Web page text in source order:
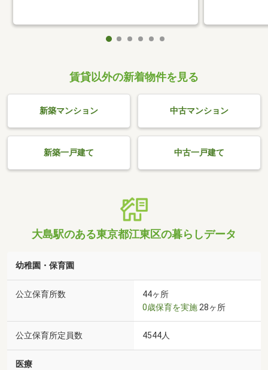
賃貸以外の新着物件を見る
新築マンション 中古マンション
新築一戸建て 中古一戸建て
大島駅のある東京都江東区の暮らしデータ
幼稚園・保育園
公立保育所数
44ヶ所
0歳保育を実施 28ヶ所
公立保育所定員数 4544人
医療